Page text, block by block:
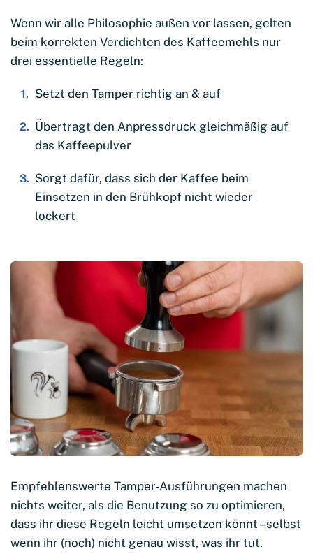
Wenn wir alle Philosophie außen vor lassen, gelten
beim korrekten Verdichten des Kaffeemehls nur
drei essentielle Regeln:
Setzt den Tamper richtig an & auf
Übertragt den Anpressdruck gleichmäßig auf
das Kaffeepulver
Sorgt dafür, dass sich der Kaffee beim
Einsetzen in den Brühkopf nicht wieder
lockert
Empfehlenswerte Tamper-Ausführungen machen
nichts weiter, als die Benutzung so zu optimieren,
dass ihr diese Regeln leicht umsetzen könnt – selbst
wenn ihr (noch) nicht genau wisst, was ihr tut.